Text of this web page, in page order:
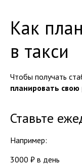
Как
в такси
Чтобы получать
планировать свою
Ставьте
Например:
3000 ₽ в день